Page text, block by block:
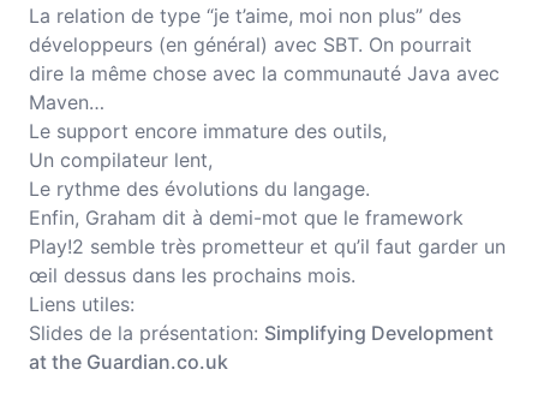
La relation de type “je t’aime, moi non plus” des
développeurs (en général) avec SBT. On pourrait
dire la même chose avec la communauté Java avec
Maven…
Le support encore immature des outils,
Un compilateur lent,
Le rythme des évolutions du langage.
Enfin, Graham dit à demi-mot que le framework
Play!2 semble très prometteur et qu’il faut garder un
œil dessus dans les prochains mois.
Liens utiles:
Slides de la présentation: Simplifying Development
at the Guardian.co.uk